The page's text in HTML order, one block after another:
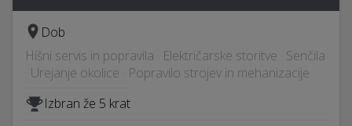
Dob
Hišni servis in popravila · Električarske storitve · Senčila
· Urejanje okolice · Popravilo strojev in mehanizacije
Izbran že 5 krat